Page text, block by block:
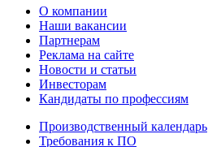
О компании
Наши вакансии
Партнерам
Реклама на сайте
Новости и статьи
Инвесторам
Кандидаты по профессиям
Производственный календарь
Требования к ПО